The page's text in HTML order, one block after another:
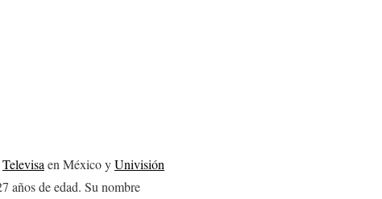
Televisa en México yUnivisión
años de edad. Su nombre